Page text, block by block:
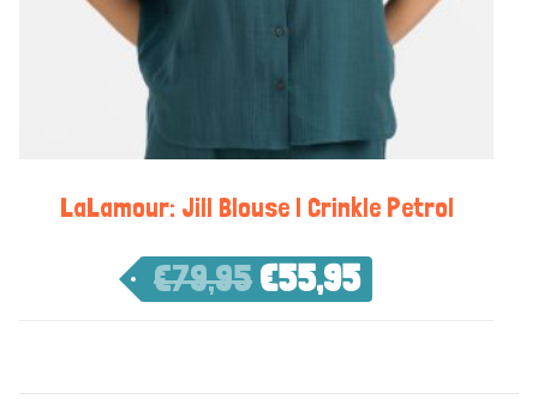
LaLamour: Jill Blouse | Crinkle Petrol
€79,95 €55,95